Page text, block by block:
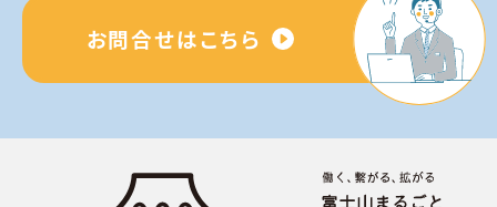
お問合せはこちら